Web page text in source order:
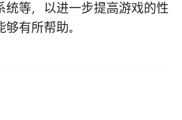
统等，以进一步提高游戏的性
有所帮助。